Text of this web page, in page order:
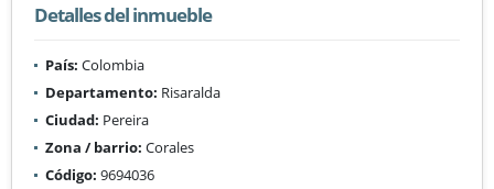
Detalles del inmueble
País: Colombia
Departamento: Risaralda
Ciudad: Pereira
Zona / barrio: Corales
Código: 9694036